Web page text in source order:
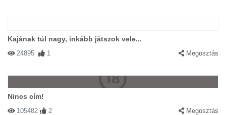
Kajának túl nagy, inkább játszok vele...
24895 1 Megosztás
Nincs cím!
105482 2 Megosztás